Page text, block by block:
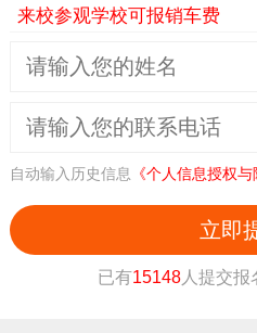
来校参观学校可报销车费
自动输入历史信息 《个人信息授权与
立即
已有15148人提交报